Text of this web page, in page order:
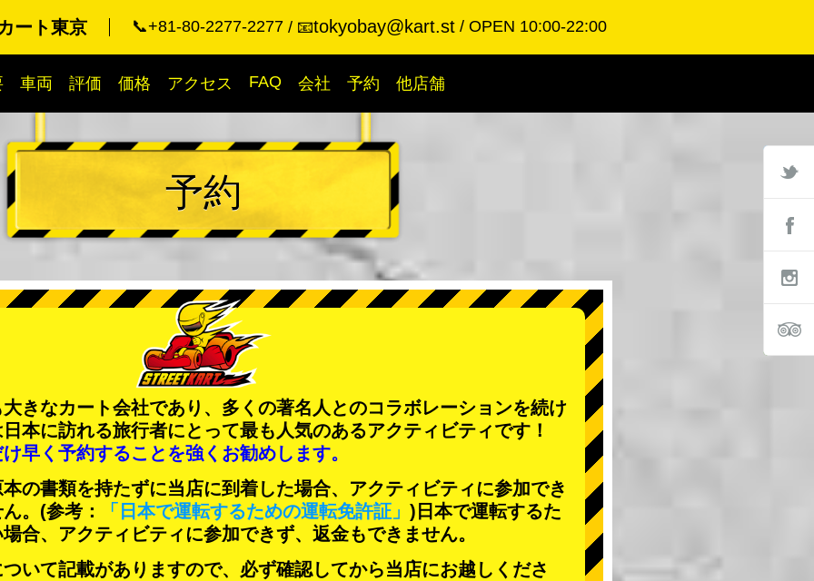
ート東京 📞+81-80-2277-2277 📧tokyobay@kart.st OPEN 10:00-22:00
車両 評価 価格 アクセス FAQ 会社 予約 他店舗
予約
きなカート会社であり、 多くの著名人 とのコラボレーションを続け
本に訪れる旅行者にとって最も人気のあるアクティビティです！
早く予約することを強くお勧めします。
の書類を持たずに当店に到着した場合、アクティビティに参加でき
。 (参考： 「日本で運転するための運転免許証」 )日本で運転するた
合、アクティビティに参加できず、返金もできません。
いて記載がありますので、必ず確認してから当店にお越しくださ